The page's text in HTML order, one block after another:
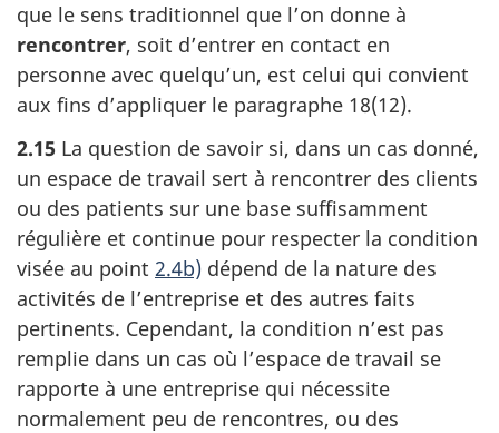
que le sens traditionnel que l’on donne à
rencontrer, soit d’entrer en contact en
personne avec quelqu’un, est celui qui convient
aux fins d’appliquer le paragraphe 18(12).
2.15 La question de savoir si, dans un cas donné,
un espace de travail sert à rencontrer des clients
ou des patients sur une base suffisamment
régulière et continue pour respecter la condition
visée au point 2.4b) dépend de la nature des
activités de l’entreprise et des autres faits
pertinents. Cependant, la condition n’est pas
remplie dans un cas où l’espace de travail se
rapporte à une entreprise qui nécessite
normalement peu de rencontres, ou des